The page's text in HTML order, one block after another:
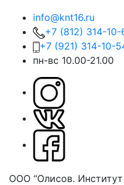
info@knt16.ru
+7 (812) 314-10-
+7 (921) 314-10-
пн-вс 10.00-21.00
ООО “Олисов.